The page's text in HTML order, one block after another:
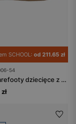
SCHOOL: od 211.65 zł
54
Beżowe barefooty dziecięce z misiem na nosku BARTEK 86006-54